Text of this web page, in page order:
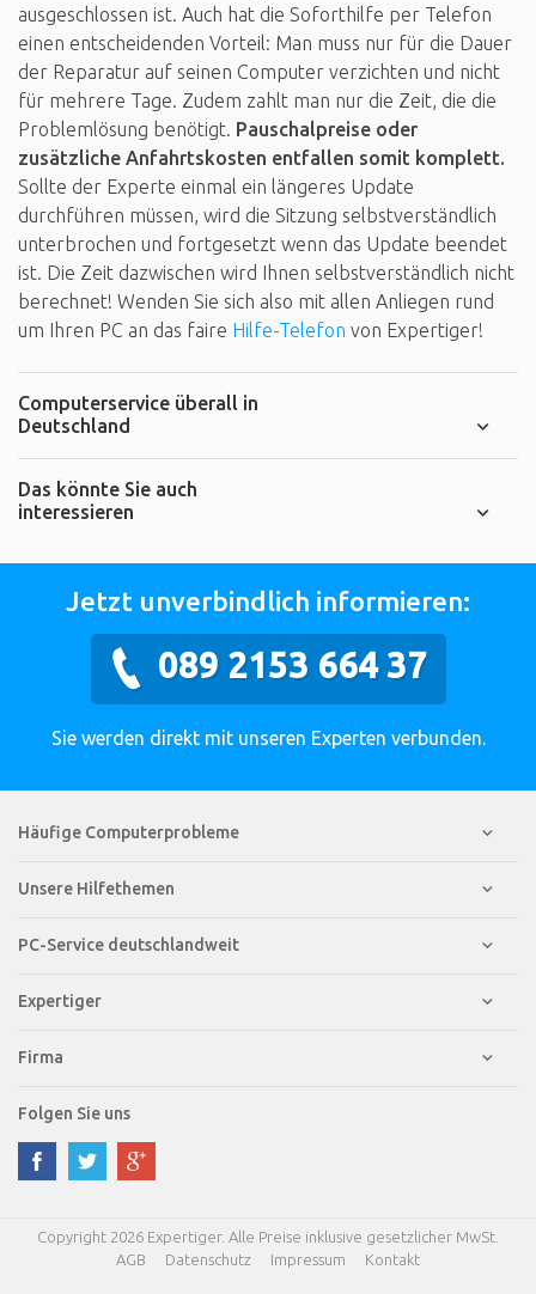
ausgeschlossen ist. Auch hat die Soforthilfe per Telefon
einen entscheidenden Vorteil: Man muss nur für die Dauer
der Reparatur auf seinen Computer verzichten und nicht
für mehrere Tage. Zudem zahlt man nur die Zeit, die die
Problemlösung benötigt. Pauschalpreise oder
zusätzliche Anfahrtskosten entfallen somit komplett.
Sollte der Experte einmal ein längeres Update
durchführen müssen, wird die Sitzung selbstverständlich
unterbrochen und fortgesetzt wenn das Update beendet
ist. Die Zeit dazwischen wird Ihnen selbstverständlich nicht
berechnet! Wenden Sie sich also mit allen Anliegen rund
um Ihren PC an das faire Hilfe-Telefon von Expertiger!
Computerservice überall in
Deutschland
Das könnte Sie auch
interessieren
Jetzt unverbindlich informieren:
089 2153 664 37
Sie werden direkt mit unseren Experten verbunden.
Häufige Computerprobleme
Unsere Hilfethemen
PC-Service deutschlandweit
Expertiger
Firma
Folgen Sie uns
Copyright 2026 Expertiger. Alle Preise inklusive gesetzlicher MwSt.
AGB
Datenschutz Impressum Kontakt